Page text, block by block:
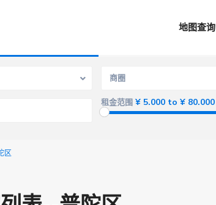
地图查询
商圈
租金范围 ¥ 5.000 to ¥ 80.000
区